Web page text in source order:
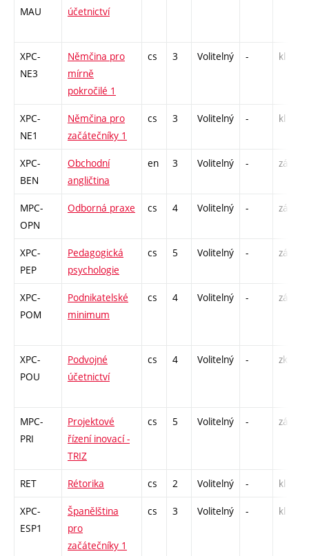
MAU
účetnictví
XPC-
NE3
Němčina pro
mírně
pokročilé 1
cs 3 Volitelný - kl
XPC-
NE1
Němčina pro
začátečníky 1
cs 3 Volitelný - kl
XPC-
BEN
Obchodní
angličtina
en 3 Volitelný - zá,zk
MPC-
OPN
Odborná praxe cs 4 Volitelný - zá
XPC-
PEP
Pedagogická
psychologie
cs 5 Volitelný - zá,zk
XPC-
POM
Podnikatelské
minimum
cs 4 Volitelný - zá
XPC-
POU
Podvojné
účetnictví
cs 4 Volitelný - zk
MPC-
PRI
Projektové
řízení inovací -
TRIZ
cs 5 Volitelný - zá,zk
RET Rétorika cs 2 Volitelný - kl
XPC-
ESP1
Španělština
pro
začátečníky 1
cs 3 Volitelný - kl